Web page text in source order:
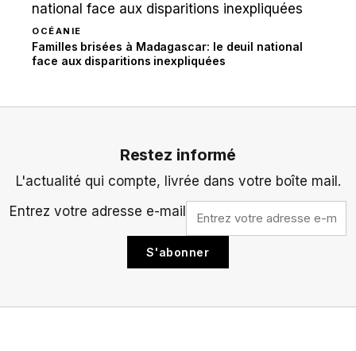
OCÉANIE
Familles brisées à Madagascar: le deuil national
face aux disparitions inexpliquées
Restez informé
L'actualité qui compte, livrée dans votre boîte mail.
Entrez votre adresse e-mail
S'abonner